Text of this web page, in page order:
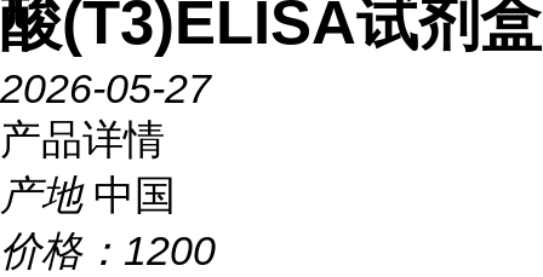
酸(T3)ELISA试剂盒
2026-05-27
产品详情
产地 中国
价格： 1200